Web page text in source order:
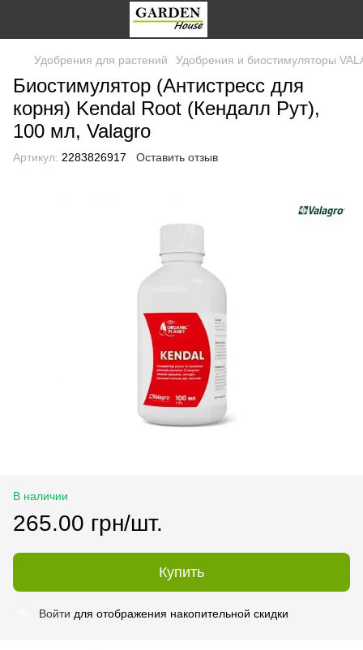
Удобрения для растений Удобрения и биостимуляторы
Биостимулятор (Антистресс для
корня) Kendal Root (Кендалл Рут),
100 мл, Valagro
Артикул: 2283826917 Оставить отзыв
В наличии
265.00 грн/шт.
Купить
Войти для отображения накопительной скидки